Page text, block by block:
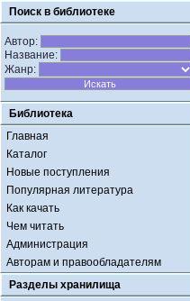
Поиск в библиотеке
Автор:
Название:
Жанр:
Библиотека
Главная
Каталог
Новые поступления
Популярная литература
Как качать
Чем читать
Администрация
Авторам и правообладателям
Разделы хранилища